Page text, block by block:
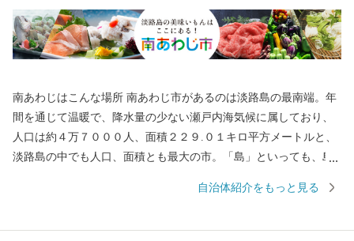
南あわじはこんな場所 南あわじ市があるのは淡路島の最南端。年
間を通じて温暖で、降水量の少ない瀬戸内海気候に属しており、
人口は約４万７０００人、面積２２９.０１キロ平方メートルと、
淡路島の中でも人口、面積とも最大の市。「島」といっても、島
スしやすく、高速バスだと、京阪神から約２時間。徳島方面から
自治体紹介をもっと見る